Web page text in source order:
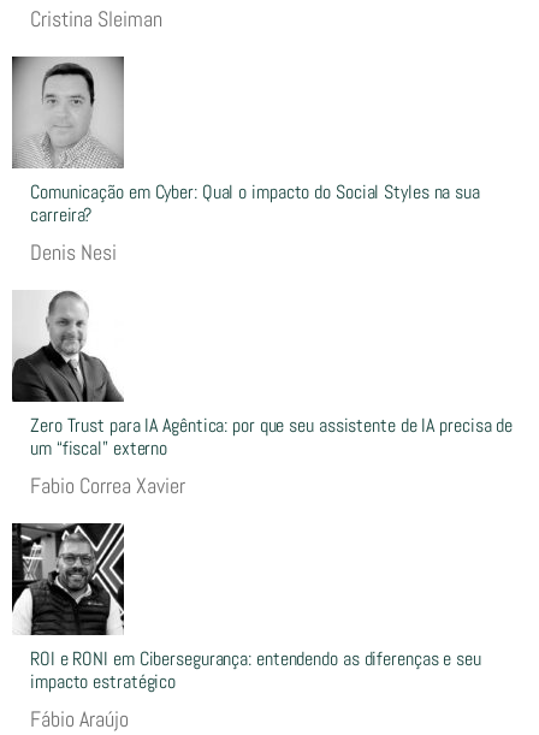
Cristina Sleiman
Comunicação em Cyber: Qual o impacto do Social Styles na sua
carreira?
Denis Nesi
Zero Trust para IA Agêntica: por que seu assistente de IA precisa de
um “fiscal” externo
Fabio Correa Xavier
ROI e RONI em Cibersegurança: entendendo as diferenças e seu
impacto estratégico
Fábio Araújo